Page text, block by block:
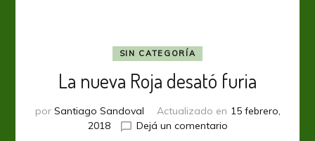
SIN CATEGORÍA
La nueva Roja desató furia
por Santiago Sandoval Actualizado en 15 febrero,
2018
Dejá un comentarioen